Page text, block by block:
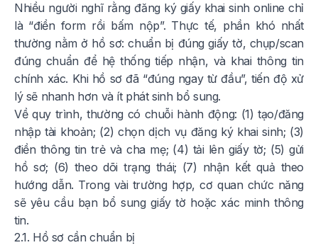
Nhiều người nghĩ rằng đăng ký giấy khai sinh online chỉ
là “điền form rồi bấm nộp”. Thực tế, phần khó nhất
thường nằm ở hồ sơ: chuẩn bị đúng giấy tờ, chụp/scan
đúng chuẩn để hệ thống tiếp nhận, và khai thông tin
chính xác. Khi hồ sơ đã “đúng ngay từ đầu”, tiến độ xử
lý sẽ nhanh hơn và ít phát sinh bổ sung.
Về quy trình, thường có chuỗi hành động: (1) tạo/đăng
nhập tài khoản; (2) chọn dịch vụ đăng ký khai sinh; (3)
điền thông tin trẻ và cha mẹ; (4) tải lên giấy tờ; (5) gửi
hồ sơ; (6) theo dõi trạng thái; (7) nhận kết quả theo
hướng dẫn. Trong vài trường hợp, cơ quan chức năng
sẽ yêu cầu bạn bổ sung giấy tờ hoặc xác minh thông
tin.
2.1. Hồ sơ cần chuẩn bị